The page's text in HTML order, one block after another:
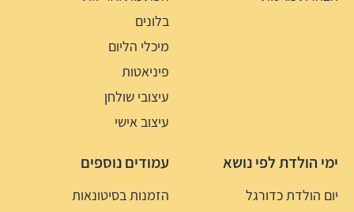
בלונים
מיכלי הליום
פיניאטות
עיצובי שולחן
עיצוב אישי
ימי הולדת לפי נושא
יום הולדת כדורגל
עמודים נוספים
הזמנות בסיטונאות